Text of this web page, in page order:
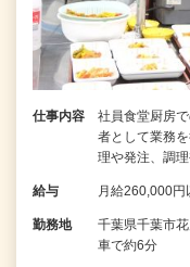
仕事内容
社員食堂厨房
者として業務
理や発注、調
給与 月給260,000円
勤務地
千葉県千葉市
車で約6分